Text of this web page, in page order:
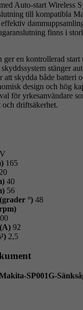
Auto-start Wireless
till kompatibla
finns i
en kontrollerad start
stänger
skydda både batteri
design och hög
för yrkesanvändare
driftsäkerhet.
165
20
40
56
°) 48
92
2,5
SP001G-